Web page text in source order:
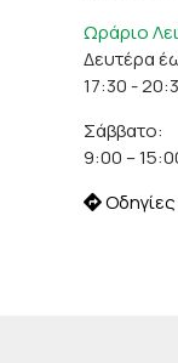
Ωράριο
Δευτέρα
17:30 -
Σάββατο:
9:00 –